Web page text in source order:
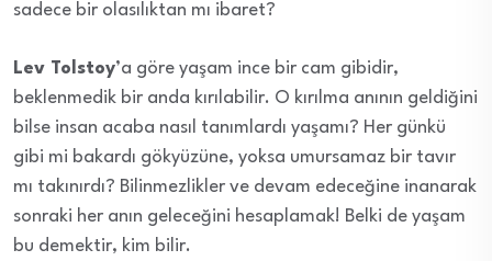
sadece bir olasılıktan mı ibaret?
Lev Tolstoy’a göre yaşam ince bir cam gibidir,
beklenmedik bir anda kırılabilir. O kırılma anının geldiğini
bilse insan acaba nasıl tanımlardı yaşamı? Her günkü
gibi mi bakardı gökyüzüne, yoksa umursamaz bir tavır
mı takınırdı? Bilinmezlikler ve devam edeceğine inanarak
sonraki her anın geleceğini hesaplamak! Belki de yaşam
bu demektir, kim bilir.